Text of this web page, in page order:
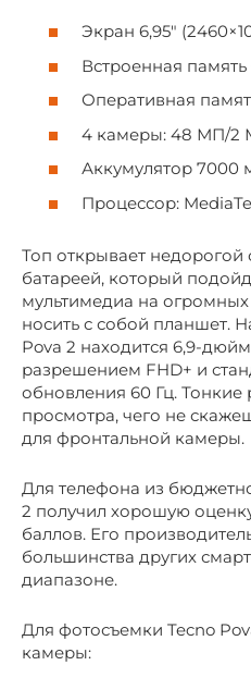
Экран 6,95″
Встроенная память
Оперативная
4 камеры: 48 МП/
Аккумулятор 7000
Процессор:
Топ открывает
батареей, который
мультимедиа на огромных
носить с собой планшет.
Pova 2 находится 6,9-
разрешением FHD+ и
обновления 60 Гц. Тонкие
просмотра, чего не
для фронтальной камеры.
Для телефона из
2 получил хорошую
баллов. Его
большинства других
диапазоне.
Для фотосъемки Tecno
камеры: